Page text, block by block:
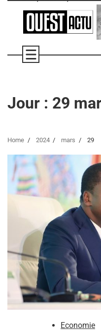
Jour : 29
Home 2024 mars 29
Economie